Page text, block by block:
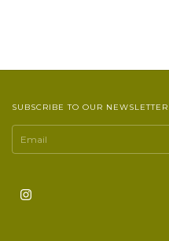
SUBSCRIBE TO OUR NEWSLETTER